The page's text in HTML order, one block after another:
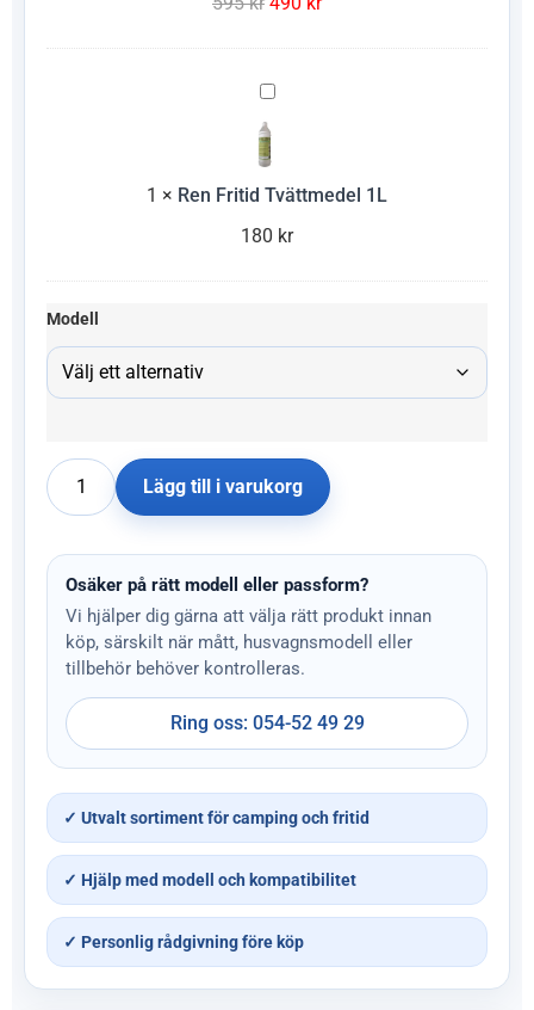
Ren
Fritid
Tvättmedel
1L
1 × Ren Fritid Tvättmedel 1L
180 kr
Modell
Lägg till i varukorg
Osäker på rätt modell eller passform?
Vi hjälper dig gärna att välja rätt produkt innan
köp, särskilt när mått, husvagnsmodell eller
tillbehör behöver kontrolleras.
Ring oss: 054-52 49 29
✓ Utvalt sortiment för camping och fritid
✓ Hjälp med modell och kompatibilitet
✓ Personlig rådgivning före köp